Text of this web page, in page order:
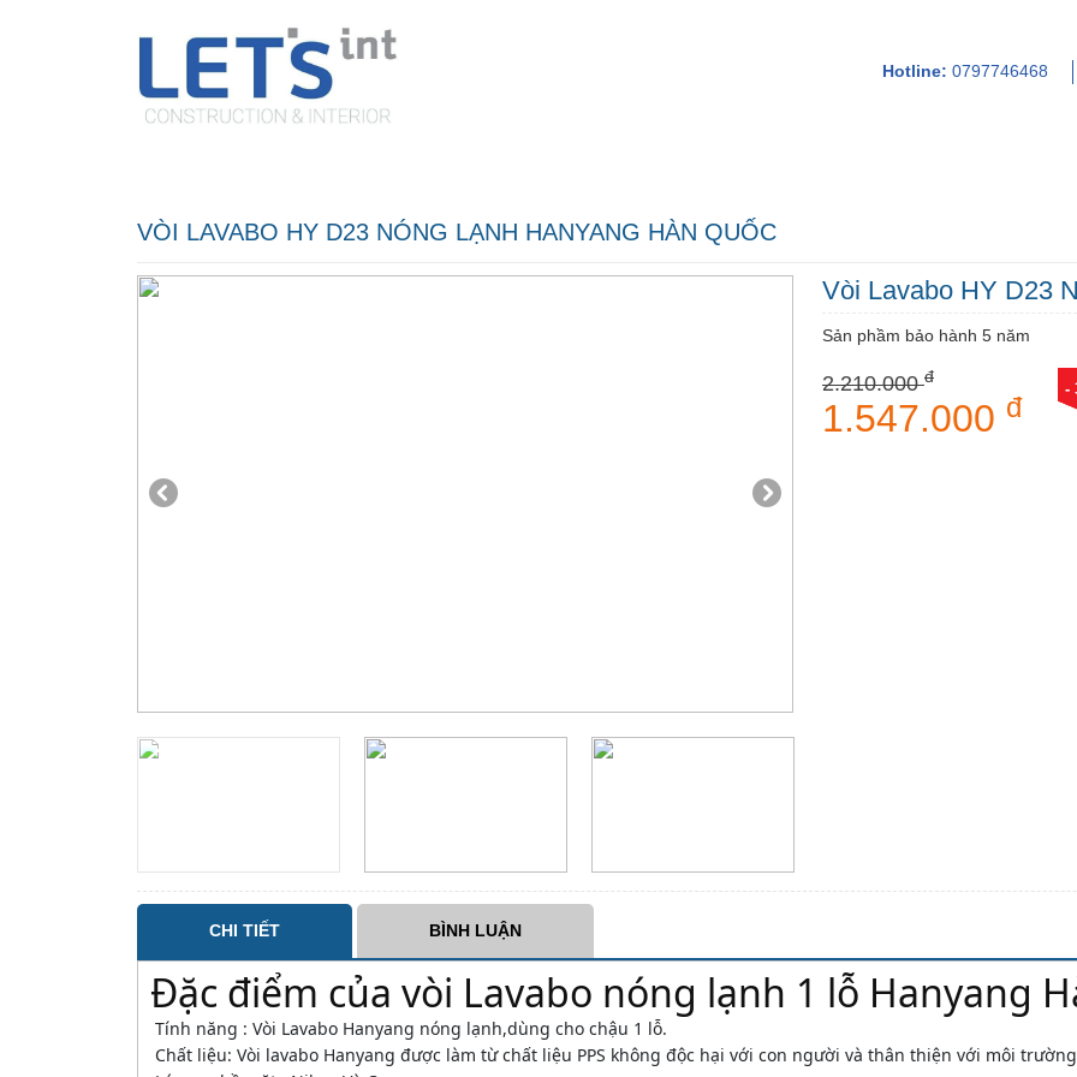
Hotline: 0797746468
VÒI LAVABO HY D23 NÓNG LẠNH HANYANG HÀN QUỐC
Vòi Lavabo HY D23
Sản phầm bảo hành 5 năm
2.210.000đ
1.547.000 đ
-
CHI TIẾT BÌNH LUẬN
Đặc điểm của vòi Lavabo nóng lạnh 1 lỗ Hanyang
Tính năng : Vòi Lavabo Hanyang nóng lạnh,dùng cho chậu 1 lỗ.
Chất liệu: Vòi lavabo Hanyang được làm từ chất liệu PPS không độc hại với con người và thân thiện với môi trường